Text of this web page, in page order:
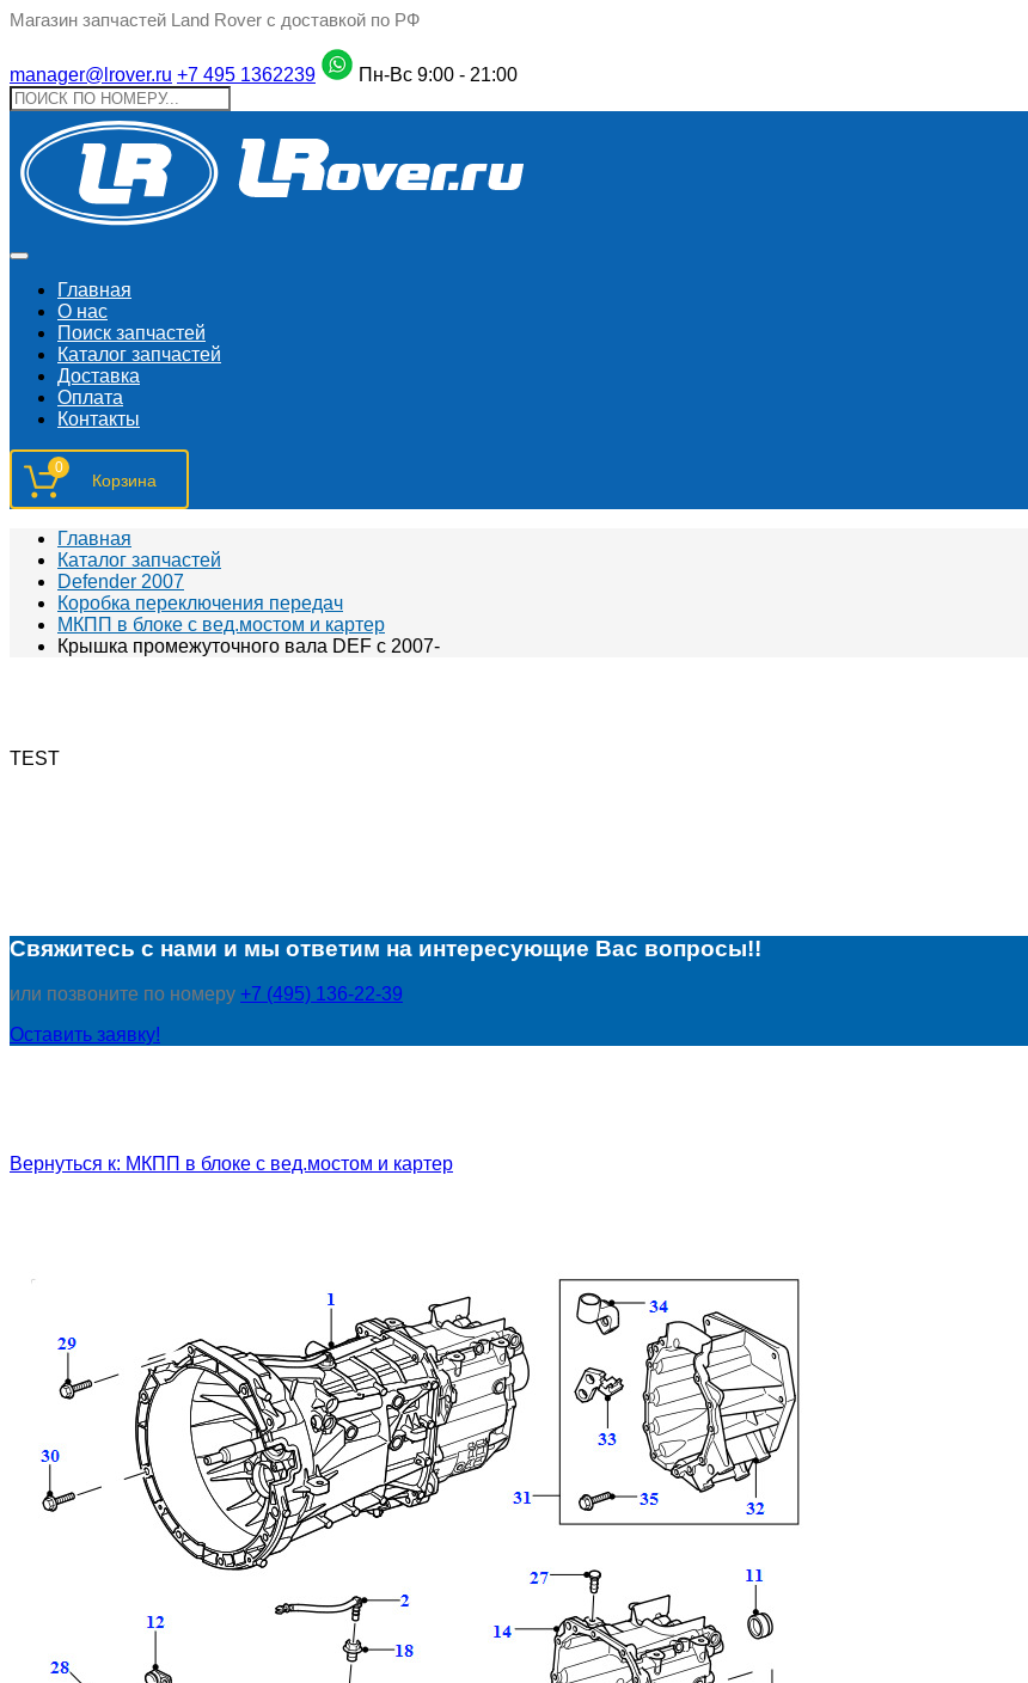
Магазин запчастей Land Rover с доставкой по РФ
manager@lrover.ru +7 495 1362239 Пн-Вс 9:00 - 21:00
Главная
О нас
Поиск запчастeй
Каталог запчастей
Доставка
Оплата
Контакты
0
Главная
Каталог запчастей
Defender 2007
Коробка переключения передач
МКПП в блоке с вед.мостом и картер
Крышка промежуточного вала DEF c 2007-
TEST
Свяжитесь с нами и мы ответим на интересующие Вас вопросы!!
или позвоните по номеру +7 (495) 136-22-39
Оставить заявку!
Вернуться к: МКПП в блоке с вед.мостом и картер